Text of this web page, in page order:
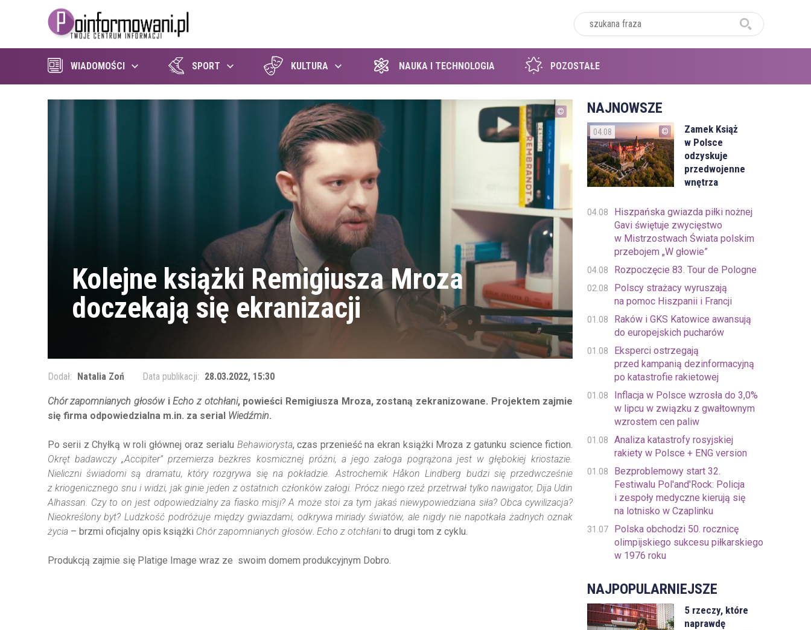
WIADOMOŚCI SPORT KULTURA NAUKA I TECHNOLOGIA POZOSTAŁE
Kolejne książki Remigiusza Mroza
doczekają się ekranizacji
Dodał: Natalia Zoń Data publikacji: 28.03.2022, 15:30
Chór zapomnianych głosówiEcho z otchłani, powieści Remigiusza Mroza, zostaną zekranizowane. Projektem zajmie
się firma odpowiedzialna m.in. za serial Wiedźmin.
Po serii z Chyłką w roli głównej oraz serialu Behawiorysta, czas przenieść na ekran książki Mroza z gatunku science fiction.
Okręt badawczy „Accipiter” przemierza bezkres kosmicznej próżni, a jego załoga pogrążona jest w głębokiej kriostazie.
Nieliczni świadomi są dramatu, który rozgrywa się na pokładzie. Astrochemik Håkon Lindberg budzi się przedwcześnie
z kriogenicznego snu i widzi, jak ginie jeden z ostatnich członków załogi. Prócz niego rzeź przetrwał tylko nawigator, Dija Udin
Alhassan. Czy to on jest odpowiedzialny za fiasko misji? A może stoi za tym jakaś niewypowiedziana siła? Obca cywilizacja?
Nieokreślony byt? Ludzkość podróżuje między gwiazdami, odkrywa miriady światów, ale nigdy nie napotkała żadnych oznak
życia– brzmi oficjalny opis książki Chór zapomnianych głosów. Echo z otchłanito drugi tom z cyklu.
Produkcją zajmie się Platige Image wraz ze swoim domem produkcyjnym Dobro.
NAJNOWSZE
04.08
Zamek Książ
w Polsce
odzyskuje
przedwojenne
wnętrza
04.08
Hiszpańska gwiazda piłki nożnej
Gavi świętuje zwycięstwo
w Mistrzostwach Świata polskim
przebojem „W głowie”
04.08 Rozpoczęcie 83. Tour de Pologne
02.08
Polscy strażacy wyruszają
na pomoc Hiszpanii i Francji
01.08
Raków i GKS Katowice awansują
do europejskich pucharów
01.08
Eksperci ostrzegają
przed kampanią dezinformacyjną
po katastrofie rakietowej
01.08
Inflacja w Polsce wzrosła do 3,0%
w lipcu w związku z gwałtownym
wzrostem cen paliw
01.08
Analiza katastrofy rosyjskiej
rakiety w Polsce + ENG version
01.08
Bezproblemowy start 32.
Festiwalu Pol'and'Rock: Policja
i zespoły medyczne kierują się
na lotnisko w Czaplinku
31.07
Polska obchodzi 50. rocznicę
olimpijskiego sukcesu piłkarskiego
w 1976 roku
NAJPOPULARNIEJSZE
5 rzeczy, które
naprawdę